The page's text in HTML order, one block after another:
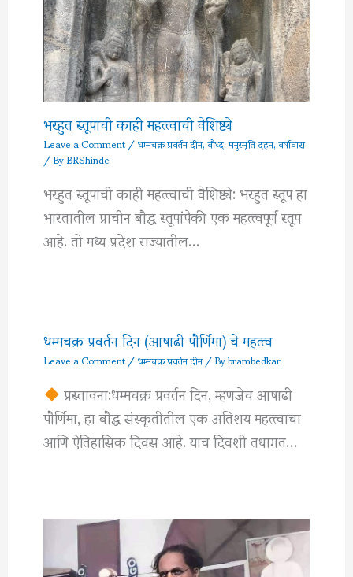
भरहुत स्तूपाची काही महत्त्वाची वैशिष्ट्ये
Leave a Comment/धम्मचक्र प्रवर्तन दीन,बौध्द,मनुस्मृति दहन,वर्षावास
/ ByBRShinde
भरहुत स्तूपाची काही महत्त्वाची वैशिष्ट्ये: भरहुत स्तूप हा
भारतातील प्राचीन बौद्ध स्तूपांपैकी एक महत्त्वपूर्ण स्तूप
आहे. तो मध्य प्रदेश राज्यातील…
धम्मचक्र प्रवर्तन दिन (आषाढी पौर्णिमा) चे महत्त्व
Leave a Comment/धम्मचक्र प्रवर्तन दीन/ Bybrambedkar
प्रस्तावना:धम्मचक्र प्रवर्तन दिन, म्हणजेच आषाढी
पौर्णिमा, हा बौद्ध संस्कृतीतील एक अतिशय महत्त्वाचा
आणि ऐतिहासिक दिवस आहे. याच दिवशी तथागत…